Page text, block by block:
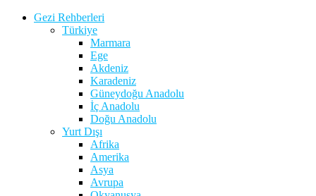
Gezi Rehberleri
Türkiye
Marmara
Ege
Akdeniz
Karadeniz
Güneydoğu Anadolu
İç Anadolu
Doğu Anadolu
Yurt Dışı
Afrika
Amerika
Asya
Avrupa